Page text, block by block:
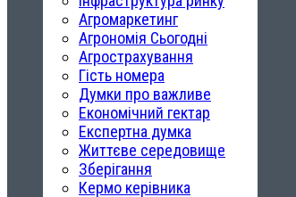
Агромаркетинг
Агрономія Сьогодні
Агрострахування
Гість номера
Думки про важливе
Економічний гектар
Експертна думка
Життєве середовище
Зберігання
Кермо керівника